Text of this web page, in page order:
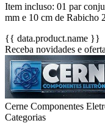
Item incluso: 01 par
mm e 10 cm de Rabicho
{{ data.product.name }}
Receba novidades e
Cerne Componentes
Categorias